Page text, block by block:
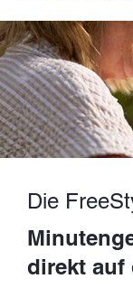
Die
direkt auf